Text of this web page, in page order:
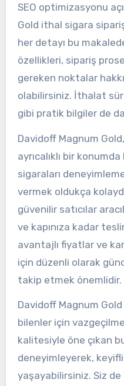
SEO optimizasyonu
Gold ithal sigara
her detayı bu
özellikleri, sipariş
gereken noktalar
olabilirsiniz. İthalat
gibi pratik bilgiler de
Davidoff Magnum
ayrıcalıklı bir
sigaraları
vermek oldukça
güvenilir satıcılar
ve kapınıza kadar
avantajlı fiyatlar ve
için düzenli olarak
takip etmek önemlidir.
Davidoff Magnum
bilenler için
kalitesiyle öne çıkan
deneyimleyerek,
yaşayabilirsiniz. Siz